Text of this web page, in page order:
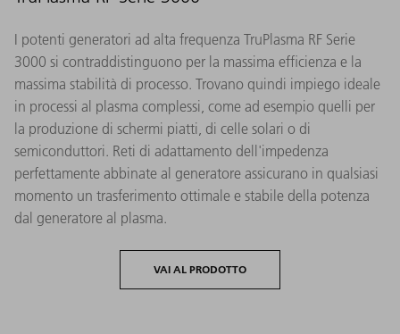
I potenti generatori ad alta frequenza TruPlasma RF Serie
3000 si contraddistinguono per la massima efficienza e la
massima stabilità di processo. Trovano quindi impiego ideale
in processi al plasma complessi, come ad esempio quelli per
la produzione di schermi piatti, di celle solari o di
semiconduttori. Reti di adattamento dell'impedenza
perfettamente abbinate al generatore assicurano in qualsiasi
momento un trasferimento ottimale e stabile della potenza
dal generatore al plasma.
VAI AL PRODOTTO